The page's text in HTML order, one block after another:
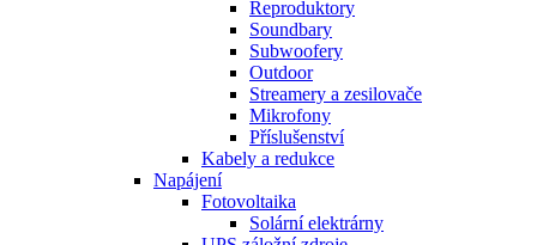
Reproduktory
Soundbary
Subwoofery
Outdoor
Streamery a zesilovače
Mikrofony
Příslušenství
Kabely a redukce
Napájení
Fotovoltaika
Solární elektrárny